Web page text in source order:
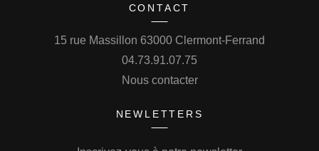
CONTACT
15 rue Massillon 63000 Clermont-Ferrand
04.73.91.07.75
Nous contacter
NEWLETTERS